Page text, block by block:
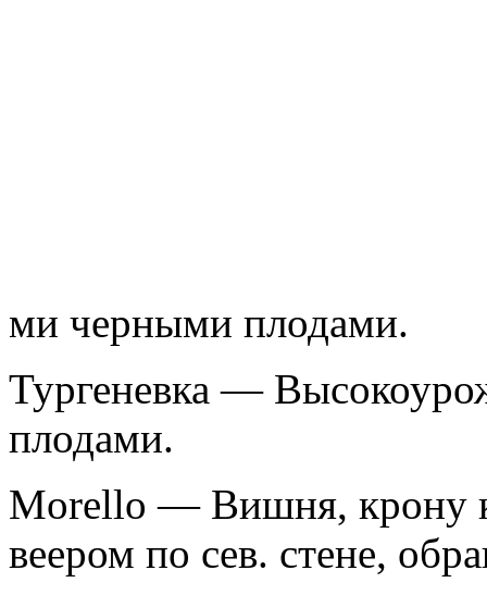
ми черными плодами.
Тургеневка —
плодами.
Morello — Вишня, крону
веером по сев. стене,